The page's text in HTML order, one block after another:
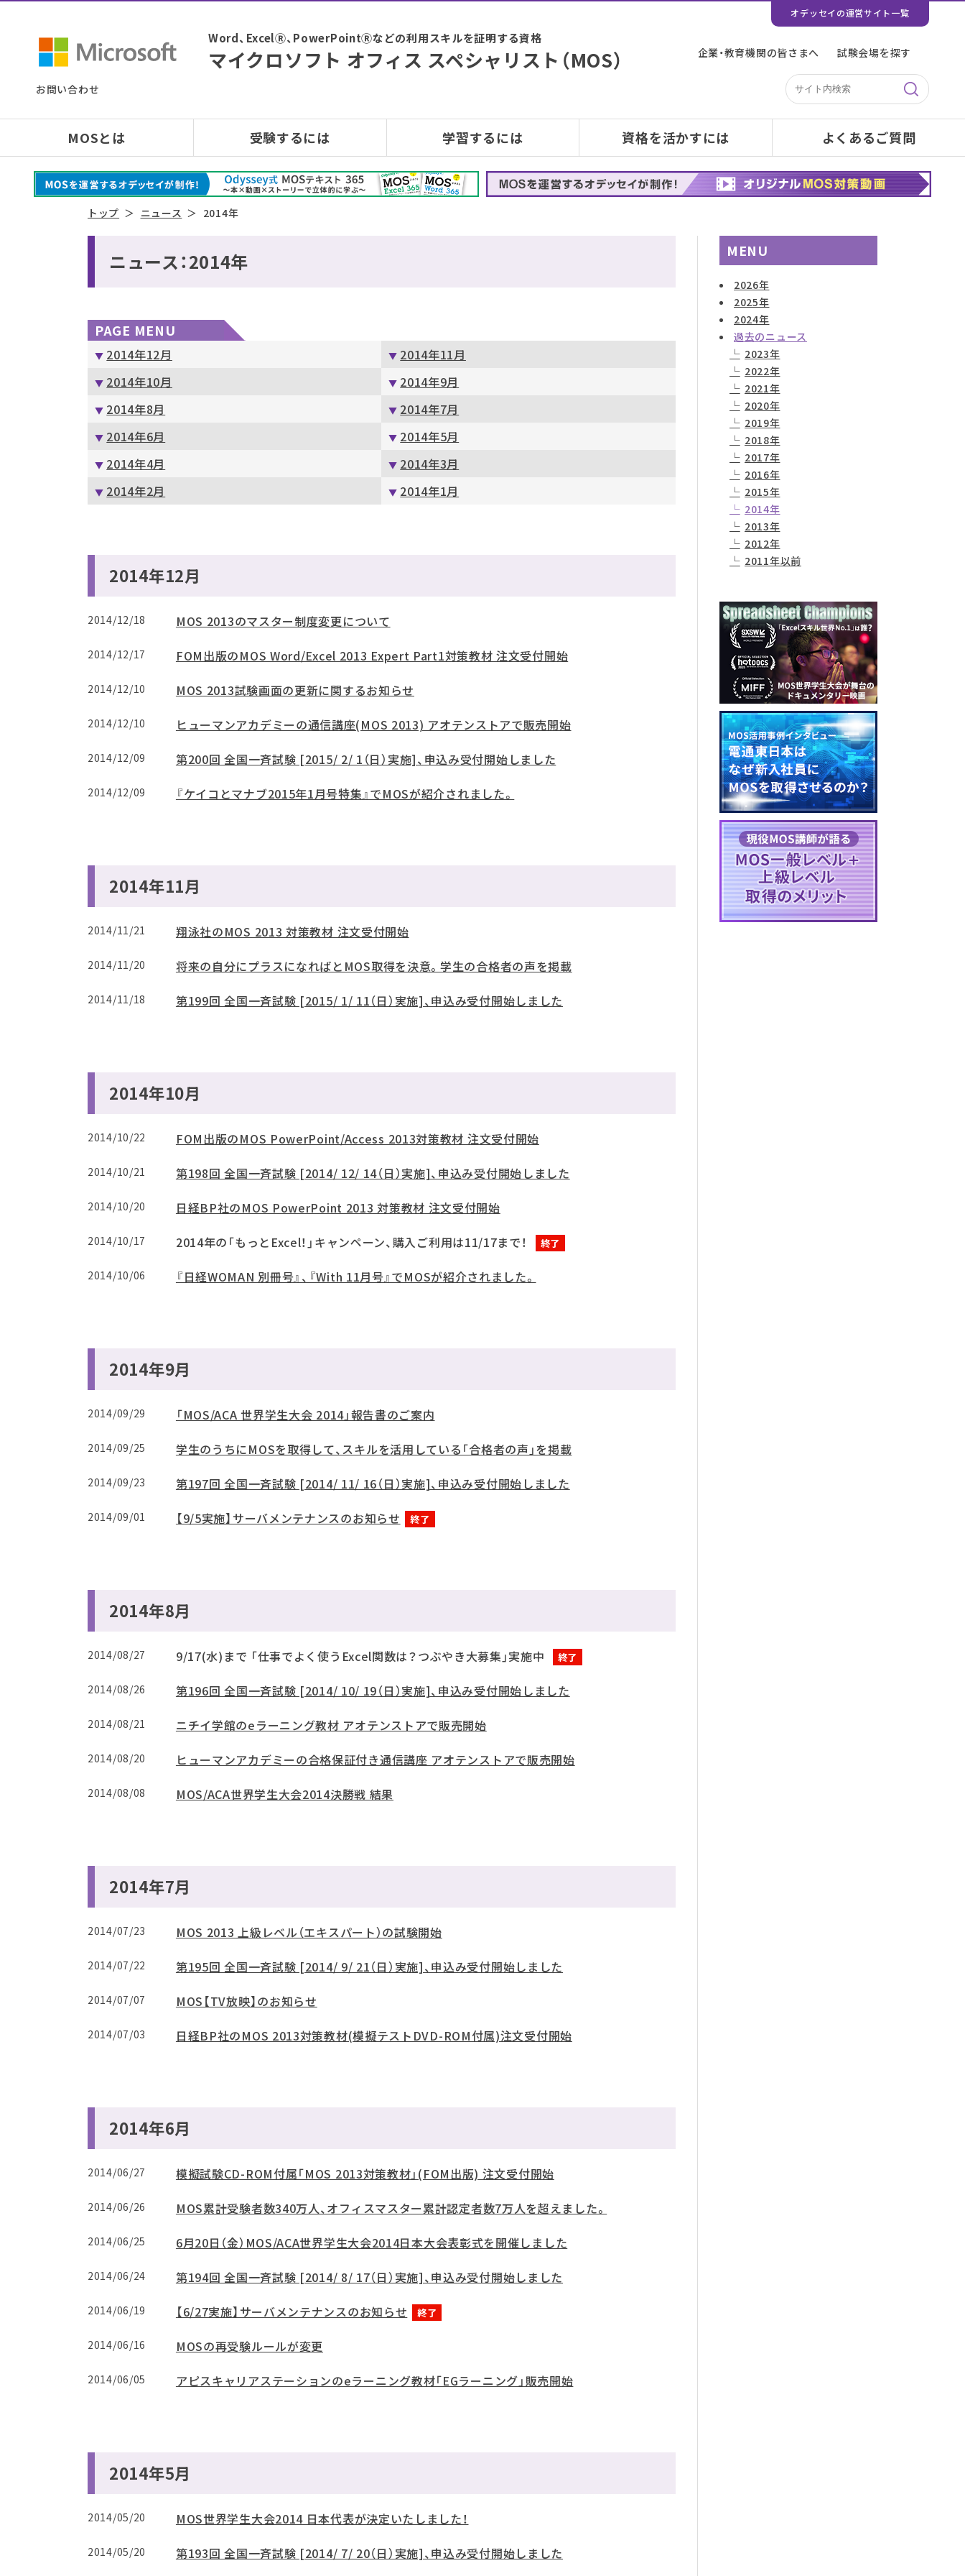
オデッセイの運営サイト一覧
Word、ExcelⓇ、PowerPointⓇなどの利用スキルを証明する資格
マイクロソフト オフィス スペシャリスト（MOS） 企業・教育機関の皆さまへ 試験会場を探す
お問い合わせ
MOSとは 受験するには 学習するには 資格を活かすには よくあるご質問
トップ ニュース 2014年
ニュース：2014年
PAGE MENU
2014年12月
2014年11月
2014年10月
2014年9月
2014年8月
2014年7月
2014年6月
2014年5月
2014年4月
2014年3月
2014年2月
2014年1月
2014年12月
2014/12/18 MOS 2013のマスター制度変更について
2014/12/17 FOM出版のMOS Word/Excel 2013 Expert Part1対策教材 注文受付開始
2014/12/10 MOS 2013試験画面の更新に関するお知らせ
2014/12/10 ヒューマンアカデミーの通信講座(MOS 2013) アオテンストアで販売開始
2014/12/09 第200回 全国一斉試験 [2015/ 2/ 1（日）実施]、申込み受付開始しました
2014/12/09 『ケイコとマナブ2015年1月号特集』でMOSが紹介されました。
2014年11月
2014/11/21 翔泳社のMOS 2013 対策教材 注文受付開始
2014/11/20 将来の自分にプラスになればとMOS取得を決意。学生の合格者の声を掲載
2014/11/18 第199回 全国一斉試験 [2015/ 1/ 11（日）実施]、申込み受付開始しました
2014年10月
2014/10/22 FOM出版のMOS PowerPoint/Access 2013対策教材 注文受付開始
2014/10/21 第198回 全国一斉試験 [2014/ 12/ 14（日）実施]、申込み受付開始しました
2014/10/20 日経BP社のMOS PowerPoint 2013 対策教材 注文受付開始
2014/10/17 2014年の「もっとExcel！」キャンペーン、購入ご利用は11/17まで！ 終了
2014/10/06 『日経WOMAN 別冊号』、『With 11月号』でMOSが紹介されました。
2014年9月
2014/09/29 「MOS/ACA 世界学生大会 2014」報告書のご案内
2014/09/25 学生のうちにMOSを取得して、スキルを活用している「合格者の声」を掲載
2014/09/23 第197回 全国一斉試験 [2014/ 11/ 16（日）実施]、申込み受付開始しました
2014/09/01 【9/5実施】サーバメンテナンスのお知らせ 終了
2014年8月
2014/08/27 9/17(水)まで 「仕事でよく使うExcel関数は？つぶやき大募集」実施中 終了
2014/08/26 第196回 全国一斉試験 [2014/ 10/ 19（日）実施]、申込み受付開始しました
2014/08/21 ニチイ学館のeラーニング教材 アオテンストアで販売開始
2014/08/20 ヒューマンアカデミーの合格保証付き通信講座 アオテンストアで販売開始
2014/08/08 MOS/ACA世界学生大会2014決勝戦 結果
2014年7月
2014/07/23 MOS 2013 上級レベル（エキスパート）の試験開始
2014/07/22 第195回 全国一斉試験 [2014/ 9/ 21（日）実施]、申込み受付開始しました
2014/07/07 MOS【TV放映】のお知らせ
2014/07/03 日経BP社のMOS 2013対策教材(模擬テストDVD-ROM付属)注文受付開始
2014年6月
2014/06/27 模擬試験CD-ROM付属「MOS 2013対策教材」(FOM出版) 注文受付開始
2014/06/26 MOS累計受験者数340万人、オフィスマスター累計認定者数7万人を超えました。
2014/06/25 6月20日（金）MOS/ACA世界学生大会2014日本大会表彰式を開催しました
2014/06/24 第194回 全国一斉試験 [2014/ 8/ 17（日）実施]、申込み受付開始しました
2014/06/19 【6/27実施】サーバメンテナンスのお知らせ 終了
2014/06/16 MOSの再受験ルールが変更
2014/06/05 アピスキャリアステーションのeラーニング教材「EGラーニング」販売開始
2014年5月
2014/05/20 MOS世界学生大会2014 日本代表が決定いたしました！
2014/05/20 第193回 全国一斉試験 [2014/ 7/ 20（日）実施]、申込み受付開始しました
MENU
2026年
2025年
2024年
過去のニュース
2023年
2022年
2021年
2020年
2019年
2018年
2017年
2016年
2015年
2014年
2013年
2012年
2011年以前